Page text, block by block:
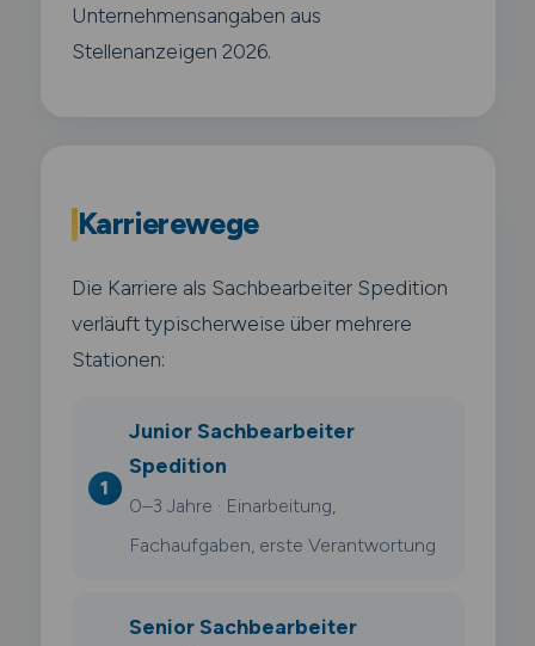
Unternehmensangaben aus
Stellenanzeigen 2026.
Karrierewege
Die Karriere als Sachbearbeiter Spedition
verläuft typischerweise über mehrere
Stationen:
Junior Sachbearbeiter
Spedition
0–3 Jahre · Einarbeitung,
Fachaufgaben, erste Verantwortung
Senior Sachbearbeiter